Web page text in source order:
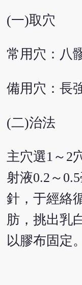
(一)取穴
常用穴：八
備用穴：長
(二)治法
主穴選1～2
射液0.2～
針，于經絡
肪，挑出乳
以膠布固定